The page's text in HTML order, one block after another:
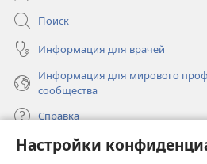
Настройки
Поиск
Информация для врачей
Информация для мирового
сообщества
Справка
Пожертвования